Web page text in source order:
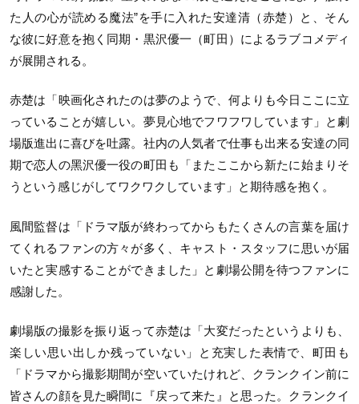
た人の心が読める魔法”を手に入れた安達清（赤楚）と、そん
な彼に好意を抱く同期・黒沢優一（町田）によるラブコメディ
が展開される。
赤楚は「映画化されたのは夢のようで、何よりも今日ここに立
っていることが嬉しい。夢見心地でフワフワしています」と劇
場版進出に喜びを吐露。社内の人気者で仕事も出来る安達の同
期で恋人の黑沢優一役の町田も「またここから新たに始まりそ
うという感じがしてワクワクしています」と期待感を抱く。
風間監督は「ドラマ版が終わってからもたくさんの言葉を届け
てくれるファンの方々が多く、キャスト・スタッフに思いが届
いたと実感することができました」と劇場公開を待つファンに
感謝した。
劇場版の撮影を振り返って赤楚は「大変だったというよりも、
楽しい思い出しか残っていない」と充実した表情で、町田も
「ドラマから撮影期間が空いていたけれど、クランクイン前に
皆さんの顔を見た瞬間に『戻って来た』と思った。クランクイ